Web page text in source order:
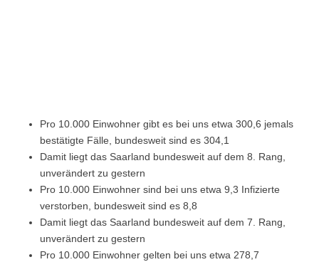
Pro 10.000 Einwohner gibt es bei uns etwa 300,6 jemals
bestätigte Fälle, bundesweit sind es 304,1
Damit liegt das Saarland bundesweit auf dem 8. Rang,
unverändert zu gestern
Pro 10.000 Einwohner sind bei uns etwa 9,3 Infizierte
verstorben, bundesweit sind es 8,8
Damit liegt das Saarland bundesweit auf dem 7. Rang,
unverändert zu gestern
Pro 10.000 Einwohner gelten bei uns etwa 278,7